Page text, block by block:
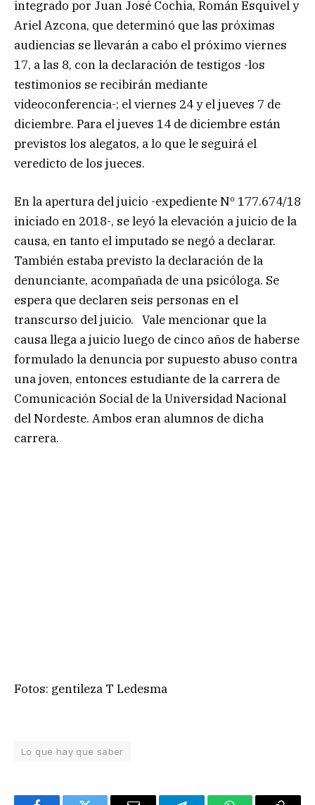
integrado por Juan José Cochia, Román Esquivel y
Ariel Azcona, que determinó que las próximas
audiencias se llevarán a cabo el próximo viernes
17, a las 8, con la declaración de testigos -los
testimonios se recibirán mediante
videoconferencia-; el viernes 24 y el jueves 7 de
diciembre. Para el jueves 14 de diciembre están
previstos los alegatos, a lo que le seguirá el
veredicto de los jueces.
En la apertura del juicio -expediente Nº 177.674/18
iniciado en 2018-, se leyó la elevación a juicio de la
causa, en tanto el imputado se negó a declarar.
También estaba previsto la declaración de la
denunciante, acompañada de una psicóloga. Se
espera que declaren seis personas en el
transcurso del juicio. Vale mencionar que la
causa llega a juicio luego de cinco años de haberse
formulado la denuncia por supuesto abuso contra
una joven, entonces estudiante de la carrera de
Comunicación Social de la Universidad Nacional
del Nordeste. Ambos eran alumnos de dicha
carrera.
Fotos: gentileza T Ledesma
Lo que hay que saber